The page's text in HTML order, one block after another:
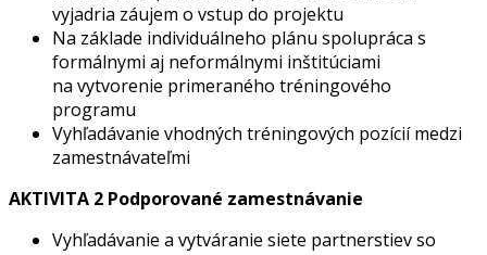
vyjadria záujem o vstup do projektu
Na základe individuálneho plánu spolupráca s
formálnymi aj neformálnymi inštitúciami
na vytvorenie primeraného tréningového
programu
Vyhľadávanie vhodných tréningových pozícií medzi
zamestnávateľmi
AKTIVITA 2 Podporované zamestnávanie
Vyhľadávanie a vytváranie siete partnerstiev so